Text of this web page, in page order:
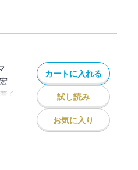
く
両
カートに入れる
試し読み
お気に入り